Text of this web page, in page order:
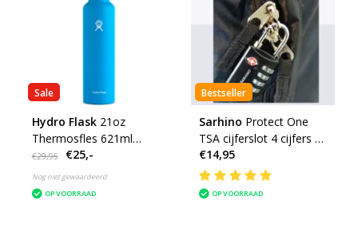
Sale
Hydro Flask 21oz
Thermosfles 621ml
Standard Mouth - Flex
Cap
€29,95 €25,-
Nog niet gewaardeerd
OP VOORRAAD
Bestseller
Sarhino Protect One
TSA cijferslot 4 cijfers -
zwart
€14,95
OP VOORRAAD